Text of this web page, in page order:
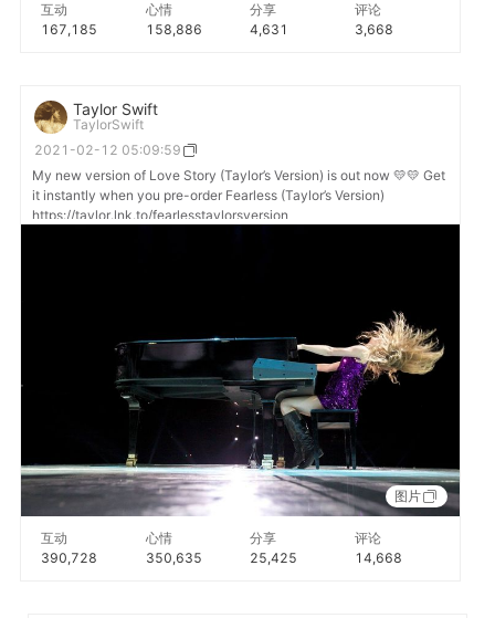
互动
167,185
心情
158,886
分享
4,631
评论
3,668
Taylor Swift
TaylorSwift
2021-02-12 05:09:59
My new version of Love Story (Taylor’s Version) is out now 💛💛 Get
it instantly when you pre-order Fearless (Taylor’s Version)
https://taylor.lnk.to/fearlesstaylorsversion
图片
互动
390,728
心情
350,635
分享
25,425
评论
14,668